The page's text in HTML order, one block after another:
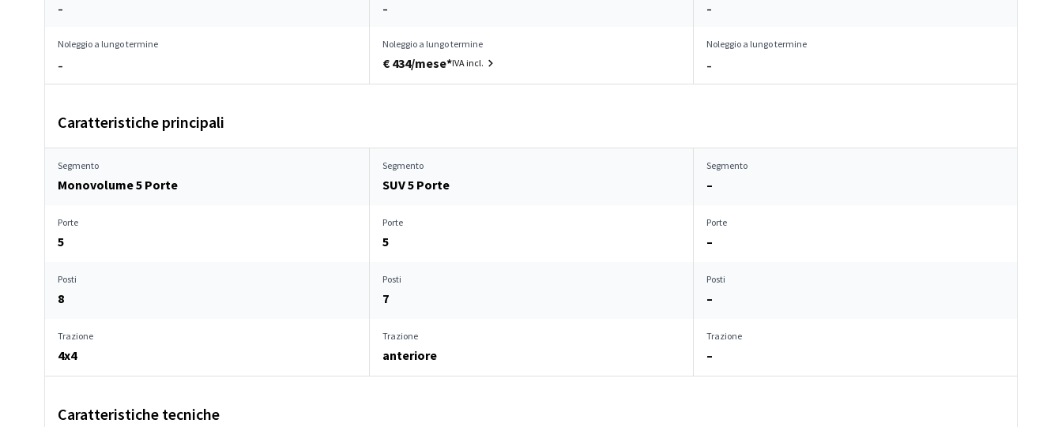
–
–
–
Noleggio a lungo termine
–
Noleggio a lungo termine
€ 434/mese*IVA incl.
Noleggio a lungo termine
–
Caratteristiche principali
Segmento
Monovolume 5 Porte
Segmento
SUV 5 Porte
Segmento
–
Porte
5
Porte
5
Porte
–
Posti
8
Posti
7
Posti
–
Trazione
4x4
Trazione
anteriore
Trazione
–
Caratteristiche tecniche